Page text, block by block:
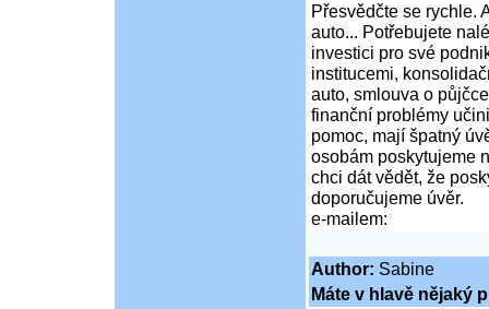
Přesvědčte se rychle.
auto... Potřebujete
investici pro své
institucemi,
auto, smlouva o
finanční problémy
pomoc, mají špatný
osobám poskytujeme
chci dát vědět, že
doporučujeme úvěr.
e-mailem:
Author: Sabine
Máte v hlavě nějaký